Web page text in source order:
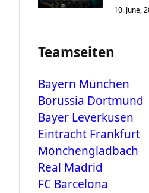
10. June,
Teamseiten
Bayern München
Borussia Dortmund
Bayer Leverkusen
Eintracht Frankfurt
Mönchengladbach
Real Madrid
FC Barcelona